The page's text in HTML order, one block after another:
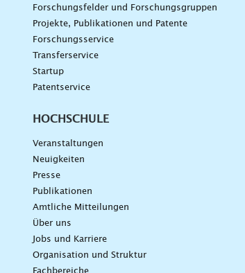
Forschungsfelder und Forschungsgruppen
Projekte, Publikationen und Patente
Forschungsservice
Transferservice
Startup
Patentservice
HOCHSCHULE
Veranstaltungen
Neuigkeiten
Presse
Publikationen
Amtliche Mitteilungen
Über uns
Jobs und Karriere
Organisation und Struktur
Fachbereiche